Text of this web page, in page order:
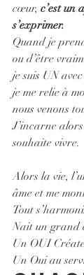
cœur, c’est un
s’exprimer.
Quand je
ou d’être
je suis UN
je me relie à
nous venons
J’incarne
souhaite vivre.
Alors la vie,
âme et me
Tout
Nait un grand
Un OUI
Un Oui au